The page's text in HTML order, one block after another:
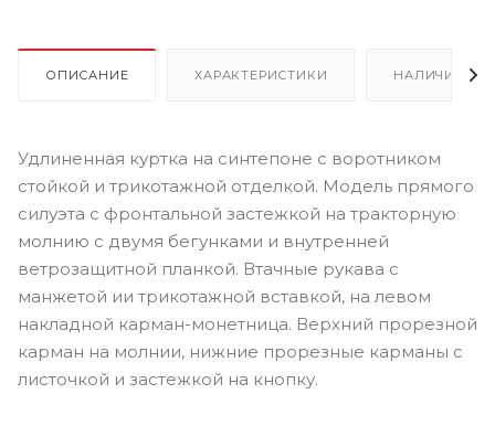
ОПИСАНИЕ ХАРАКТЕРИСТИКИ НАЛИЧИЕ
Удлиненная куртка на синтепоне с воротником
стойкой и трикотажной отделкой. Модель прямого
силуэта с фронтальной застежкой на тракторную
молнию с двумя бегунками и внутренней
ветрозащитной планкой. Втачные рукава с
манжетой ии трикотажной вставкой, на левом
накладной карман-монетница. Верхний прорезной
карман на молнии, нижние прорезные карманы с
листочкой и застежкой на кнопку.